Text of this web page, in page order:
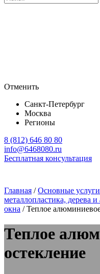
Отменить
Санкт-Петербург
Москва
Регионы
8 (812) 646 80 80
info@6468080.ru
Бесплатная консультация
Главная /Основные
металлопластика, дерева
окна /Теплое
Теплое
остекление